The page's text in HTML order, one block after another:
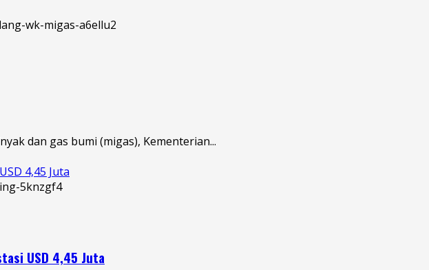
dan gas bumi (migas), Kementerian...
4,45 Juta
USD 4,45 Juta